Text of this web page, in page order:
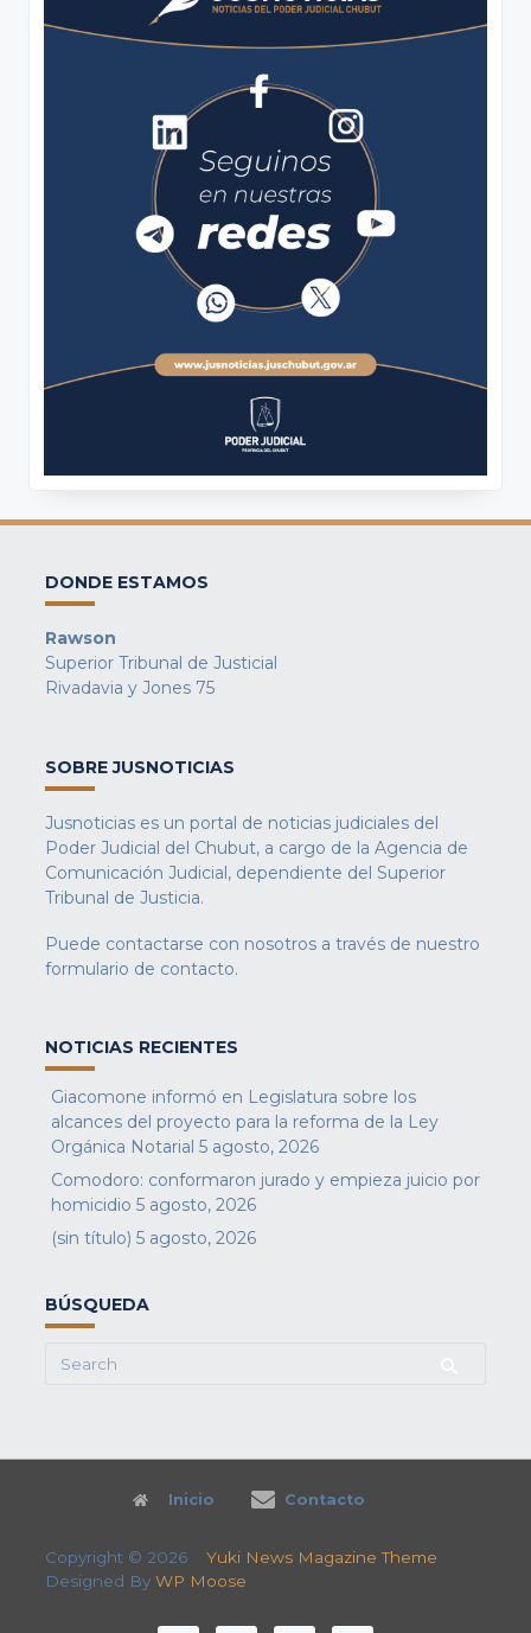
DONDE ESTAMOS
Rawson
Superior Tribunal de Justicial
Rivadavia y Jones 75
SOBRE JUSNOTICIAS
Jusnoticias es un portal de noticias judiciales del
Poder Judicial del Chubut, a cargo de la Agencia de
Comunicación Judicial, dependiente del Superior
Tribunal de Justicia.
Puede contactarse con nosotros a través de nuestro
formulario de contacto.
NOTICIAS RECIENTES
Giacomone informó en Legislatura sobre los
alcances del proyecto para la reforma de la Ley
Orgánica Notarial 5 agosto, 2026
Comodoro: conformaron jurado y empieza juicio por
homicidio 5 agosto, 2026
(sin título) 5 agosto, 2026
BÚSQUEDA
Search
Inicio Contacto
Copyright © 2026 Yuki News Magazine Theme
Designed By WP Moose